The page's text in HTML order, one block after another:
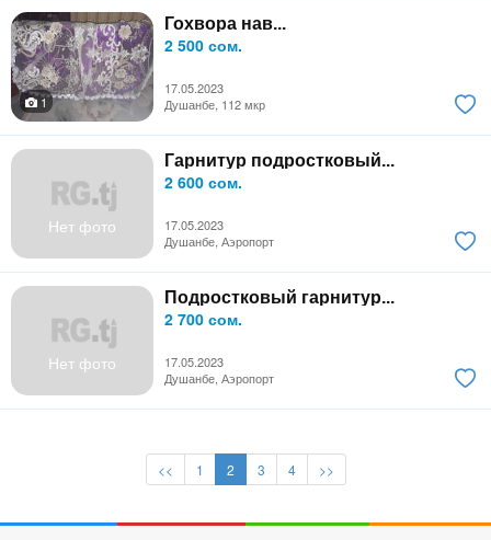
Гохвора нав...
2 500 сом.
17.05.2023
1
Душанбе, 112 мкр
Нет фото
Гарнитур подростковый...
2 600 сом.
17.05.2023
Душанбе, Аэропорт
Нет фото
Подростковый гарнитур...
2 700 сом.
17.05.2023
Душанбе, Аэропорт
<< 1 2 3 4 >>